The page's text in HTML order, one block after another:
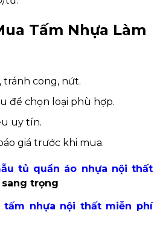
Tấm Nhựa Làm
tránh cong, nứt.
để chọn loại phù hợp.
uy tín.
giá trước khi mua.
tủ quần áo nhựa nội thất
sang trọng
tấm nhựa nội thất miễn phí